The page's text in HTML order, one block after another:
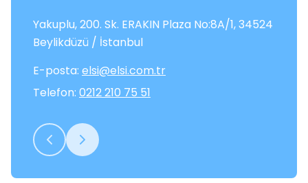
Yakuplu, 200. Sk. ERAKIN Plaza No:8A/1, 34524
Beylikdüzü / İstanbul
E-posta: elsi@elsi.com.tr
Telefon: 0212 210 75 51